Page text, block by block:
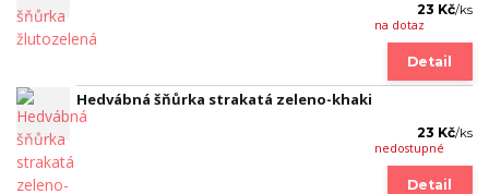
23 Kč/ks
na dotaz
Detail
Hedvábná šňůrka strakatá zeleno-khaki
23 Kč/ks
nedostupné
Detail